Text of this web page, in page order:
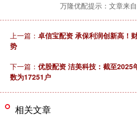
万隆优配提示：文章来
上一篇： 卓信宝配资 承保利润创新高！
势
下一篇： 优股配资 洁美科技：截至2025
数为17251户
相关文章